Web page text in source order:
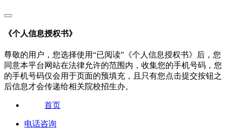
《个人信息授权书》
尊敬的用户，您选择使用“已阅读”《个人信息授权书》后，您
同意本平台网站在法律允许的范围内，收集您的手机号码，您
的手机号码仅会用于页面的预填充，且只有您点击提交按钮之
后信息才会传递给相关院校招生办。
首页
电话咨询